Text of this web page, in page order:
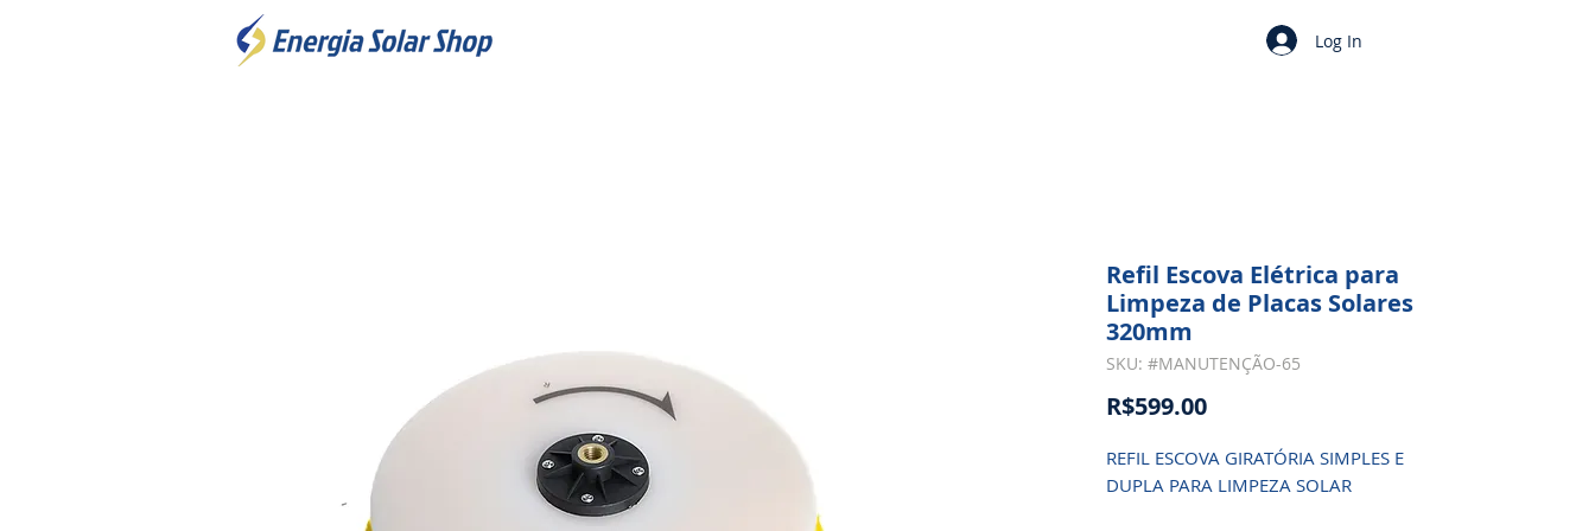
Log In
Refil Escova Elétrica para
Limpeza de Placas Solares
320mm
SKU: #MANUTENÇÃO-65
R$599.00Price
REFIL ESCOVA GIRATÓRIA SIMPLES E
DUPLA PARA LIMPEZA SOLAR